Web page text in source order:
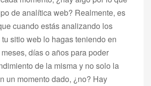
de analítica web? Realmente, es
cuando estás analizando los
sitio web lo hagas teniendo en
días o años para poder
de la misma y no solo la
un momento dado, ¿no? Hay